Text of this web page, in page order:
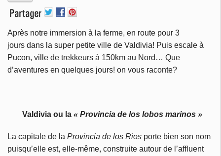
Après notre immersion à la ferme, en route pour 3
jours dans la super petite ville de Valdivia! Puis escale à
Pucon, ville de trekkeurs à 150km au Nord… Que
d’aventures en quelques jours! on vous raconte?
Valdivia ou la « Provincia de los lobos marinos »
La capitale de la Provincia de los Rios porte bien son nom
puisqu’elle est, elle-même, construite autour de l’affluent